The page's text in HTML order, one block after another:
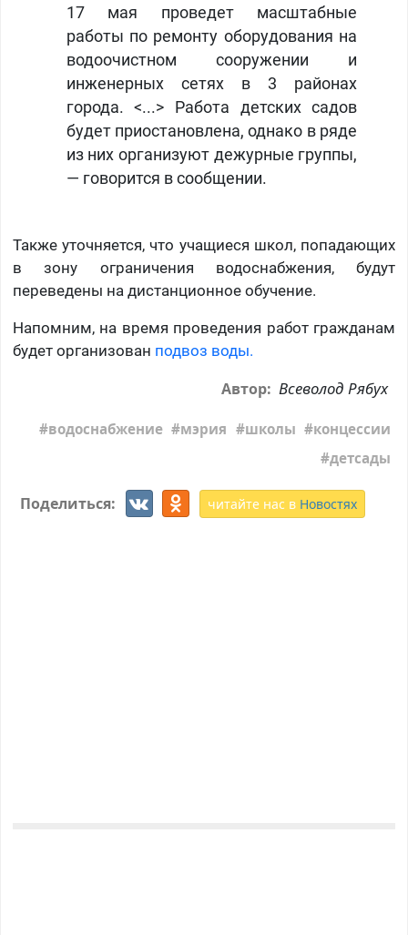
17 мая проведет масштабные
работы по ремонту оборудования на
водоочистном сооружении и
инженерных сетях в 3 районах
города. <...> Работа детских садов
будет приостановлена, однако в ряде
из них организуют дежурные группы,
— говорится в сообщении.
Также уточняется, что учащиеся школ, попадающих
в зону ограничения водоснабжения, будут
переведены на дистанционное обучение.
Напомним, на время проведения работ гражданам
будет организован подвоз воды.
Автор: Всеволод Рябух
водоснабжение мэрия школы
концессии
детсады
Поделиться: читайте нас в Новостях